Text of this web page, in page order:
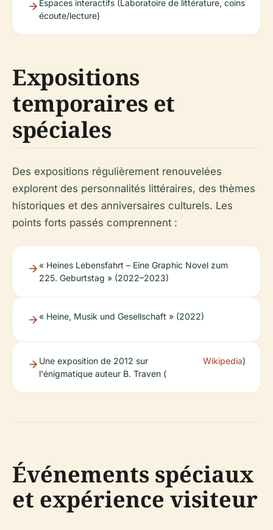
Espaces interactifs (Laboratoire de littérature, coins
écoute/lecture)
Expositions
temporaires et
spéciales
Des expositions régulièrement renouvelées
explorent des personnalités littéraires, des thèmes
historiques et des anniversaires culturels. Les
points forts passés comprennent :
« Heines Lebensfahrt – Eine Graphic Novel zum
225. Geburtstag » (2022–2023)
« Heine, Musik und Gesellschaft » (2022)
Une exposition de 2012 sur
l'énigmatique auteur B. Traven (
Wikipedia)
Événements spéciaux
et expérience visiteur